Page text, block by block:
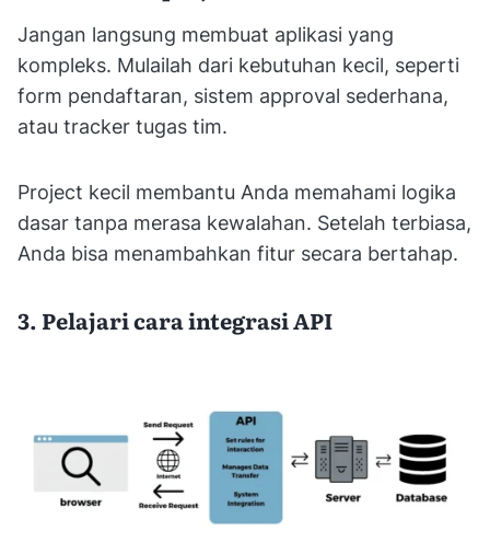
Jangan langsung membuat aplikasi yang
kompleks. Mulailah dari kebutuhan kecil, seperti
form pendaftaran, sistem approval sederhana,
atau tracker tugas tim.
Project kecil membantu Anda memahami logika
dasar tanpa merasa kewalahan. Setelah terbiasa,
Anda bisa menambahkan fitur secara bertahap.
3. Pelajari cara integrasi API